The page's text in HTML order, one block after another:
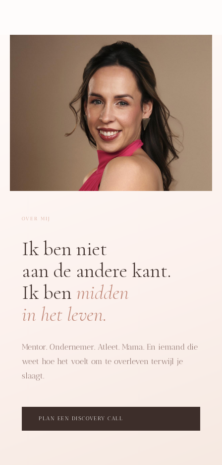
OVER MIJ
Ik ben niet
aan de andere kant.
Ik ben midden
in het leven.
Mentor. Ondernemer. Atleet. Mama. En iemand die
weet hoe het voelt om te overleven terwijl je
slaagt.
PLAN EEN DISCOVERY CALL